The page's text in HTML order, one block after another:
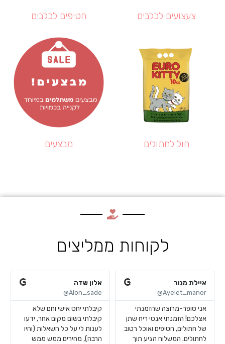
צעצועים לכלבים חטיפים לכלבים
חול לחתולים מבצעים
לקוחות ממליצים
איילת מנור
Ayelet_manor@
אני סופר-מרוצה שהזמנתי
אצלכם! הזמנתי אנטי ריח שתן
של חתולים, חטיפים ואוכל רטוב
לחתולים. המשלוח הגיע תוך
אלון שדה
Alon_sade@
קיבלתי יחס אישי וחם שלא
קיבלתי בשום מקום אחר, ידעו
לענות לי על כל השאלות (והיו
הרבה), מחירים ממש ממש